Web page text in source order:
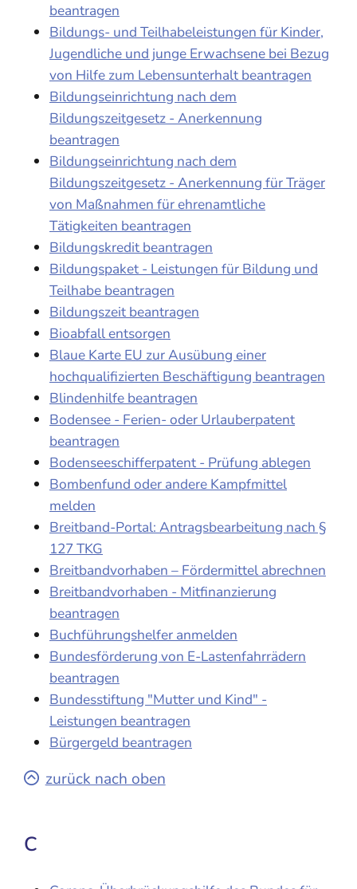
beantragen
Bildungs- und Teilhabeleistungen für Kinder,
Jugendliche und junge Erwachsene bei Bezug
von Hilfe zum Lebensunterhalt beantragen
Bildungseinrichtung nach dem
Bildungszeitgesetz - Anerkennung
beantragen
Bildungseinrichtung nach dem
Bildungszeitgesetz - Anerkennung für Träger
von Maßnahmen für ehrenamtliche
Tätigkeiten beantragen
Bildungskredit beantragen
Bildungspaket - Leistungen für Bildung und
Teilhabe beantragen
Bildungszeit beantragen
Bioabfall entsorgen
Blaue Karte EU zur Ausübung einer
hochqualifizierten Beschäftigung beantragen
Blindenhilfe beantragen
Bodensee - Ferien- oder Urlauberpatent
beantragen
Bodenseeschifferpatent - Prüfung ablegen
Bombenfund oder andere Kampfmittel
melden
Breitband-Portal: Antragsbearbeitung nach §
127 TKG
Breitbandvorhaben – Fördermittel abrechnen
Breitbandvorhaben - Mitfinanzierung
beantragen
Buchführungshelfer anmelden
Bundesförderung von E-Lastenfahrrädern
beantragen
Bundesstiftung "Mutter und Kind" -
Leistungen beantragen
Bürgergeld beantragen
zurück nach oben
C